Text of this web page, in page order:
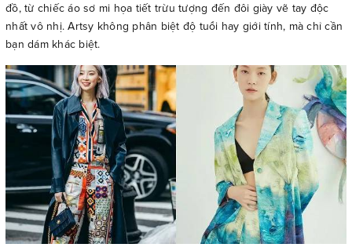
đồ, từ chiếc áo sơ mi họa tiết trừu tượng đến đôi giày vẽ tay độc
nhất vô nhị. Artsy không phân biệt độ tuổi hay giới tính, mà chỉ cần
bạn dám khác biệt.